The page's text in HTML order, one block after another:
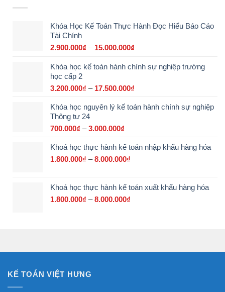
Khóa Học Kế Toán Thực Hành Đọc Hiểu Báo Cáo
Tài Chính
2.900.000₫ – 15.000.000₫
từ
Khóa học kế toán hành chính sự nghiệp trường
học cấp 2
3.200.000₫ – 17.500.000₫
từ
Khóa học nguyên lý kế toán hành chính sự nghiệp
Thông tư 24
700.000₫ – 3.000.000₫
từ
700.000₫
Khoá học thực hành kế toán nhập khẩu hàng hóa
1.800.000₫ – 8.000.000₫
1.800.000₫
Khoá học thực hành kế toán xuất khẩu hàng hóa
1.800.000₫ – 8.000.000₫
KẾ TOÁN VIỆT HƯNG